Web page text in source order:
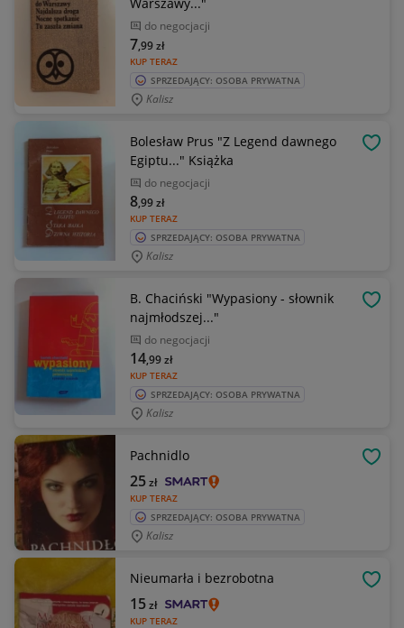
do negocjacji
KUP TERAZ
7,99zł
SPRZEDAJĄCY: OSOBA PRYWATNA
Kalisz
Bolesław Prus "Z Legend dawnego
Egiptu..." Książka
do negocjacji
KUP TERAZ
8,99zł
SPRZEDAJĄCY: OSOBA PRYWATNA
Kalisz
B. Chaciński "Wypasiony - słownik
najmłodszej..."
do negocjacji
KUP TERAZ
14,99zł
SPRZEDAJĄCY: OSOBA PRYWATNA
Kalisz
Pachnidlo
KUP TERAZ
25zł
SPRZEDAJĄCY: OSOBA PRYWATNA
Kalisz
Nieumarła i bezrobotna
KUP TERAZ
15zł